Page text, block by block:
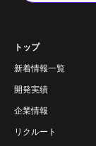
トップ
新着情報一覧
開発実績
企業情報
リクルート